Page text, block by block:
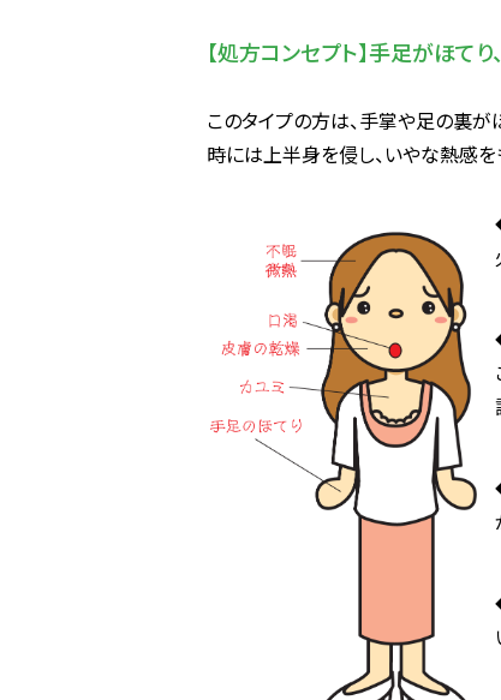
【処方コンセプト】手足がほて
このタイプの方は、手掌や足の裏
時には上半身を侵し、いやな熱感を